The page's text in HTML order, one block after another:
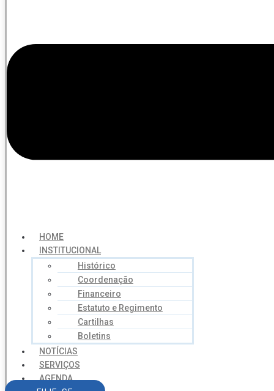
HOME
INSTITUCIONAL
Histórico
Coordenação
Financeiro
Estatuto e Regimento
Cartilhas
Boletins
NOTÍCIAS
SERVIÇOS
AGENDA